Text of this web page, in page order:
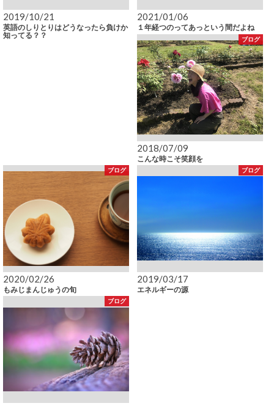
2019/10/21
英語のしりとりはどうなったら負けか
知ってる？？
2021/01/06
１年経つのってあっという間だよね
ブログ
2018/07/09
こんな時こそ笑顔を
ブログ
2020/02/26
もみじまんじゅうの旬
ブログ
2019/03/17
エネルギーの源
ブログ